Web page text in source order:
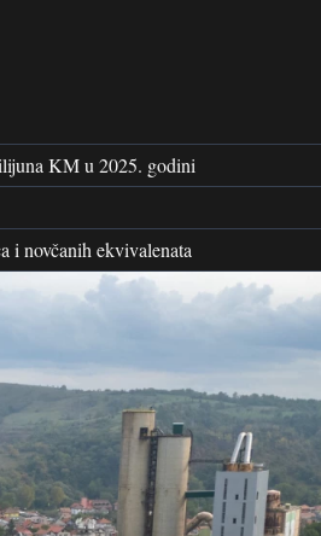
KM u 2025. godini
i novčanih ekvivalenata